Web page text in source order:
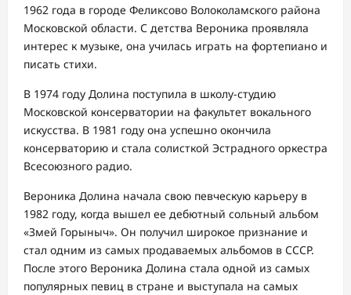
1962 года в городе Феликсово Волоколамского района
Московской области. С детства Вероника проявляла
интерес к музыке, она училась играть на фортепиано и
писать стихи.
В 1974 году Долина поступила в школу-студию
Московской консерватории на факультет вокального
искусства. В 1981 году она успешно окончила
консерваторию и стала солисткой Эстрадного оркестра
Всесоюзного радио.
Вероника Долина начала свою певческую карьеру в
1982 году, когда вышел ее дебютный сольный альбом
«Змей Горыныч». Он получил широкое признание и
стал одним из самых продаваемых альбомов в СССР.
После этого Вероника Долина стала одной из самых
популярных певиц в стране и выступала на самых